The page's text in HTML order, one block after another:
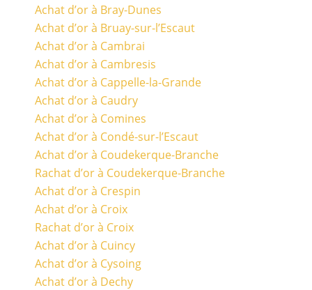
Achat d’or à Bray-Dunes
Achat d’or à Bruay-sur-l’Escaut
Achat d’or à Cambrai
Achat d’or à Cambresis
Achat d’or à Cappelle-la-Grande
Achat d’or à Caudry
Achat d’or à Comines
Achat d’or à Condé-sur-l’Escaut
Achat d’or à Coudekerque-Branche
Rachat d’or à Coudekerque-Branche
Achat d’or à Crespin
Achat d’or à Croix
Rachat d’or à Croix
Achat d’or à Cuincy
Achat d’or à Cysoing
Achat d’or à Dechy